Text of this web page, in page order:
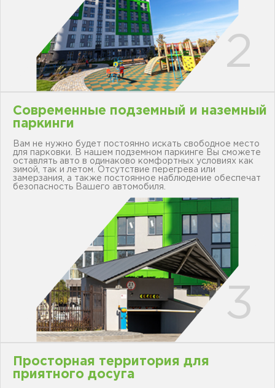
Современные подземный и наземный
паркинги
Вам не нужно будет постоянно искать свободное место
для парковки. В нашем подземном паркинге Вы сможете
оставлять авто в одинаково комфортных условиях как
зимой, так и летом. Отсутствие перегрева или
замерзания, а также постоянное наблюдение обеспечат
безопасность Вашего автомобиля.
Просторная территория для
приятного досуга